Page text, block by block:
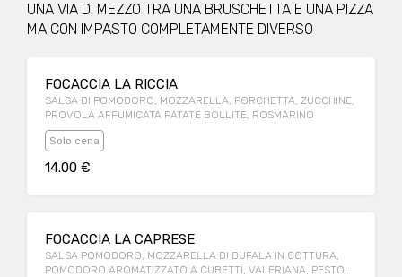
UNA VIA DI MEZZO TRA UNA BRUSCHETTA E UNA PIZZA
MA CON IMPASTO COMPLETAMENTE DIVERSO
FOCACCIA LA RICCIA
SALSA DI POMODORO, MOZZARELLA, PORCHETTA, ZUCCHINE,
PROVOLA AFFUMICATA PATATE BOLLITE, ROSMARINO
Solo cena
14.00 €
FOCACCIA LA CAPRESE
SALSA POMODORO, MOZZARELLA DI BUFALA IN COTTURA,
POMODORO AROMATIZZATO A CUBETTI, VALERIANA, PESTO